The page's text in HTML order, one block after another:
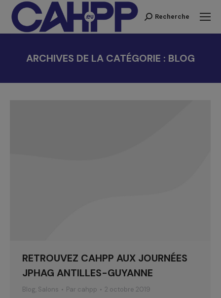
Recherche
Recherche
ARCHIVES DE LA CATÉGORIE : BLOG
RETROUVEZ CAHPP AUX JOURNÉES
JPHAG ANTILLES-GUYANNE
Blog, Salons Par cahpp 2 octobre 2019